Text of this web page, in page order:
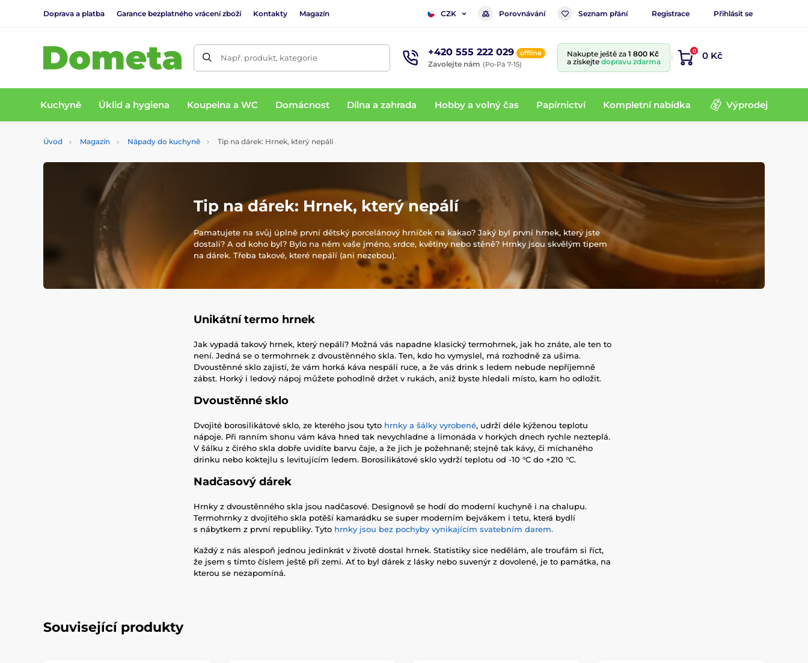
Doprava a platba Garance bezplatného vrácení zboží Kontakty Magazín CZK Porovnávání Seznam přání Registrace Přihlásit se
Např. produkt, kategorie +420 555 222 029 offline
Zavolejte nám (Po-Pá 7-15)
Nakupte ještě za 1 800 Kč
a získejte dopravu zdarma
0 0 Kč
Kuchyně Úklid a hygiena Koupelna a WC Domácnost Dílna a zahrada Hobby a volný čas Papírnictví Kompletní nabídka Výprodej
Úvod Magazín Nápady do kuchyně Tip na dárek: Hrnek, který nepálí
Tip na dárek: Hrnek, který nepálí
Pamatujete na svůj úplně první dětský porcelánový hrníček na kakao? Jaký byl první hrnek, který jste
dostali? A od koho byl? Bylo na něm vaše jméno, srdce, květiny nebo stěně? Hrnky jsou skvělým tipem
na dárek. Třeba takové, které nepálí (ani nezebou).
Unikátní termo hrnek
Jak vypadá takový hrnek, který nepálí? Možná vás napadne klasický termohrnek, jak ho znáte, ale ten to
není. Jedná se o termohrnek z dvoustěnného skla. Ten, kdo ho vymyslel, má rozhodně za ušima.
Dvoustěnné sklo zajistí, že vám horká káva nespálí ruce, a že vás drink s ledem nebude nepříjemně
zábst. Horký i ledový nápoj můžete pohodlně držet v rukách, aniž byste hledali místo, kam ho odložit.
Dvoustěnné sklo
Dvojité borosilikátové sklo, ze kterého jsou tyto hrnky a šálky vyrobené, udrží déle kýženou teplotu
nápoje. Při ranním shonu vám káva hned tak nevychladne a limonáda v horkých dnech rychle nezteplá.
V šálku z čirého skla dobře uvidíte barvu čaje, a že jich je požehnaně; stejně tak kávy, či míchaného
drinku nebo koktejlu s levitujícím ledem. Borosilikátové sklo vydrží teplotu od -10 °C do +210 °C.
Nadčasový dárek
Hrnky z dvoustěnného skla jsou nadčasové. Designově se hodí do moderní kuchyně i na chalupu.
Termohrnky z dvojitého skla potěší kamarádku se super moderním bejvákem i tetu, která bydlí
s nábytkem z první republiky. Tyto hrnky jsou bez pochyby vynikajícím svatebním darem.
Každý z nás alespoň jednou jedinkrát v životě dostal hrnek. Statistiky sice nedělám, ale troufám si říct,
že jsem s tímto číslem ještě při zemi. Ať to byl dárek z lásky nebo suvenýr z dovolené, je to památka, na
kterou se nezapomíná.
Související produkty